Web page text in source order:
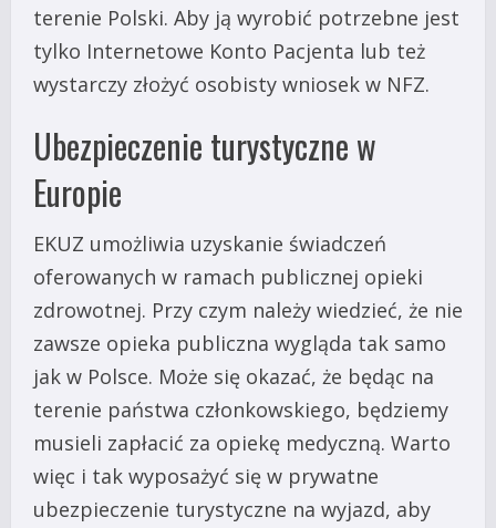
terenie Polski. Aby ją wyrobić potrzebne jest
tylko Internetowe Konto Pacjenta lub też
wystarczy złożyć osobisty wniosek w NFZ.
Ubezpieczenie turystyczne w
Europie
EKUZ umożliwia uzyskanie świadczeń
oferowanych w ramach publicznej opieki
zdrowotnej. Przy czym należy wiedzieć, że nie
zawsze opieka publiczna wygląda tak samo
jak w Polsce. Może się okazać, że będąc na
terenie państwa członkowskiego, będziemy
musieli zapłacić za opiekę medyczną. Warto
więc i tak wyposażyć się w prywatne
ubezpieczenie turystyczne na wyjazd, aby